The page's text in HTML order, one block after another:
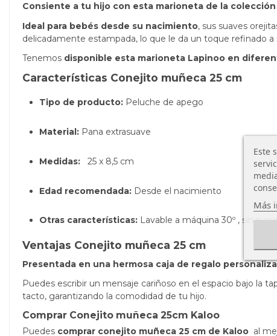
Consiente a tu hijo con esta marioneta de la
Ideal para bebés desde su nacimiento, sus suaves
delicadamente estampada, lo que le da un toque refinado a
Tenemos disponible esta marioneta Lapinoo en
Características Conejito muñeca 25 cm
Tipo de producto: Peluche de apego
Material: Pana extrasuave
Medidas: 25 x 8,5 cm
Edad recomendada: Desde el nacimiento
Otras características: Lavable a máquina 30º , sin
Ventajas Conejito muñeca 25 cm
Presentada en una hermosa caja de regalo
Puedes escribir un mensaje cariñoso en el espacio bajo la
tacto, garantizando la comodidad de tu hijo.
Comprar Conejito muñeca 25cm Kaloo
Puedes comprar conejito muñeca 25 cm de Kaloo al
Este
Más